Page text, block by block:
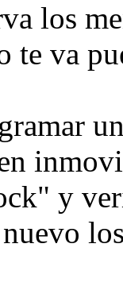
los
te va
y